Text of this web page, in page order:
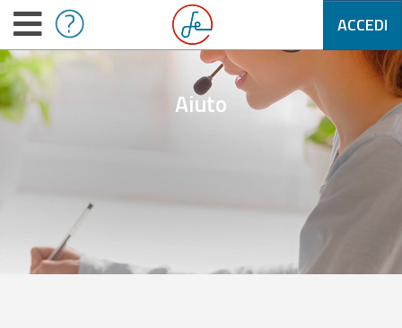
ACCEDI
Aiuto